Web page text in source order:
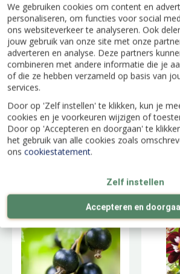
We gebruiken cookies om content en
personaliseren, om functies voor social
ons websiteverkeer te analyseren. Ook
jouw gebruik van onze site met onze
adverteren en analyse. Deze partners
combineren met andere informatie die je
of die ze hebben verzameld op basis van
services.
Door op 'Zelf instellen' te klikken, kun je
cookies en je voorkeuren wijzigen of
Door op 'Accepteren en doorgaan' te
het gebruik van alle cookies zoals
ons cookiestatement.
Zelf instellen
Accepteren en
Roos 'Coral Lions
Rose'®